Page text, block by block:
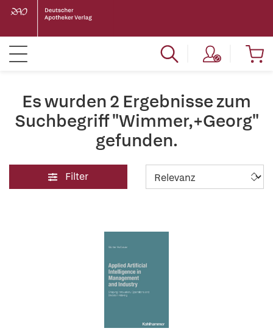
Es wurden 2 Ergebnisse zum
Suchbegriff "Wimmer,+Georg"
gefunden.
Filter